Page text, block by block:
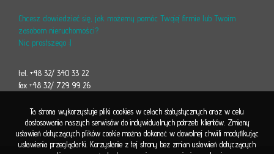
Chcesz dowiedzieć się, jak możemy pomóc Twojej firmie lub Twoim
zasobom nieruchomości?
Nic prostszego :)
tel. +48 32/ 340 33 22
fax +48 32/ 729 99 26
Ta strona wykorzystuje pliki cookies w celach statystycznych oraz w celu
dostosowania naszych serwisów do indywidualnych potrzeb klientów. Zmiany
ustawień dotyczących plików cookie można dokonać w dowolnej chwili modyfikując
ustawienia przeglądarki. Korzystanie z tej strony bez zmian ustawień dotyczących